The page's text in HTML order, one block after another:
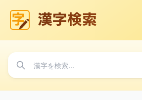
漢字検索